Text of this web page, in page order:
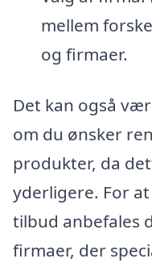
mellem
og firmaer.
Det kan også
om du ønsker
produkter, da
yderligere. For
tilbud anbefales
firmaer, der